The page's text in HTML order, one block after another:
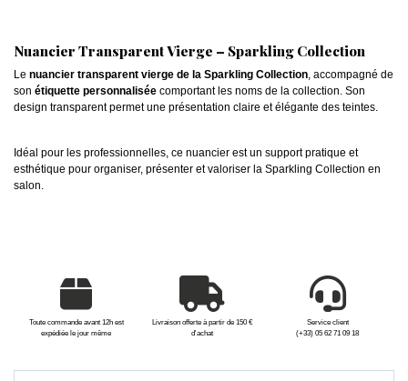
Nuancier Transparent Vierge – Sparkling Collection
Le nuancier transparent vierge de la Sparkling Collection, accompagné de
son étiquette personnalisée comportant les noms de la collection. Son
design transparent permet une présentation claire et élégante des teintes.
Idéal pour les professionnelles, ce nuancier est un support pratique et
esthétique pour organiser, présenter et valoriser la Sparkling Collection en
salon.
Toute commande avant 12h est
expédiée le jour même
Livraison offerte à partir de 150 €
d'achat
Service client
(+33) 05 62 71 09 18